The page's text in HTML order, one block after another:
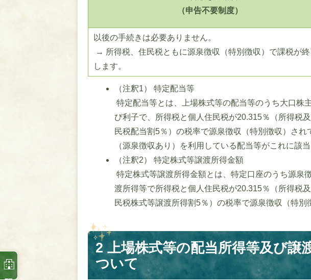
（申告不要制度）
以後の手続きは必要ありません。
→ 所得税、住民税ともに源泉徴収（特別徴収）で課税が終
します。
（注釈1） 特定配当等
特定配当等とは、上場株式等の配当等のうち大口株
び利子で、所得税と個人住民税が20.315％（所得税
民税配当割5％）の税率で源泉徴収（特別徴収）さ
（源泉徴収あり）を利用している配当等がこれに該当
（注釈2） 特定株式等譲渡所得金額
特定株式等譲渡所得金額とは、特定口座のうち源泉
渡所得等で所得税と個人住民税が20.315％（所得税
民税株式等譲渡所得割5％）の税率で源泉徴収（特別
2 上場株式等の配当所得等及び譲
ついて